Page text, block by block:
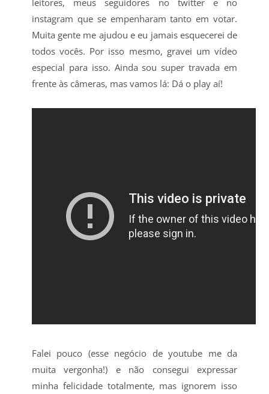
leitores, meus seguidores no twitter e no
instagram que se empenharam tanto em votar.
Muita gente me ajudou e eu jamais esquecerei de
todos vocês. Por isso mesmo, gravei um vídeo
especial para isso. Ainda sou super travada em
frente às câmeras, mas vamos lá: Dá o play aí!
Falei pouco (esse negócio de youtube me da
muita vergonha!) e não consegui expressar
minha felicidade totalmente, mas ignorem isso